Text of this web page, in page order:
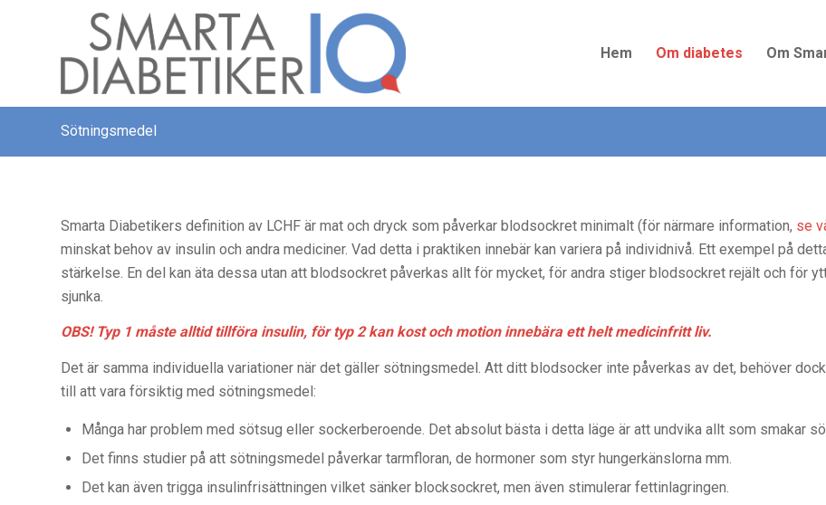
Hem Om diabetes Om
Sötningsmedel
Smarta Diabetikers definition av LCHF är mat och dryck som påverkar blodsockret minimalt (för närmare information, se
minskat behov av insulin och andra mediciner. Vad detta i praktiken innebär kan variera på individnivå. Ett exempel på
stärkelse. En del kan äta dessa utan att blodsockret påverkas allt för mycket, för andra stiger blodsockret rejält och för
sjunka.
OBS! Typ 1 måste alltid tillföra insulin, för typ 2 kan kost och motion innebära ett helt medicinfritt liv.
Det är samma individuella variationer när det gäller sötningsmedel. Att ditt blodsocker inte påverkas av det, behöver
till att vara försiktig med sötningsmedel:
Många har problem med sötsug eller sockerberoende. Det absolut bästa i detta läge är att undvika allt som smakar
Det finns studier på att sötningsmedel påverkar tarmfloran, de hormoner som styr hungerkänslorna mm.
Det kan även trigga insulinfrisättningen vilket sänker blocksockret, men även stimulerar fettinlagringen.